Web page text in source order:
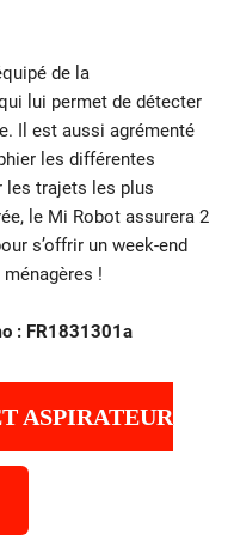
de la
lui permet de détecter
Il est aussi agrémenté
les différentes
les trajets les plus
le Mi Robot assurera 2
s’offrir un week-end
!
: FR1831301a
ASPIRATEUR